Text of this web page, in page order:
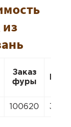
Заказ
фуры
100620